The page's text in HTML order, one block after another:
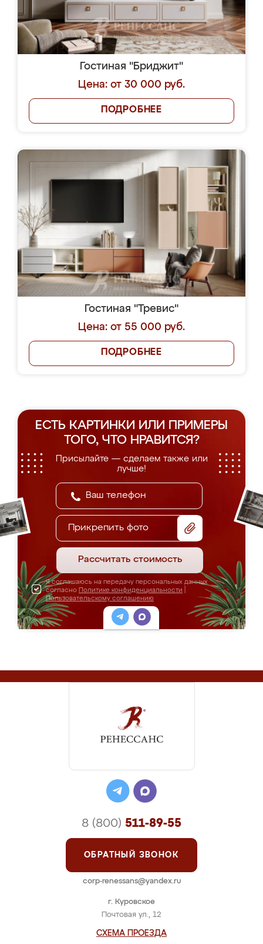
Гостиная "Бриджит"
Цена: от 30 000 руб.
ПОДРОБНЕЕ
Гостиная "Тревис"
Цена: от 55 000 руб.
ПОДРОБНЕЕ
ЕСТЬ КАРТИНКИ ИЛИ ПРИМЕРЫ
ТОГО, ЧТО НРАВИТСЯ?
Присылайте — сделаем также или
лучше!
Прикрепить фото
Рассчитать стоимость
Я соглашаюсь на передачу персональных данных
согласно Политике конфиденциальности
Пользовательскому соглашению
г. Куровское
Почтовая ул., 12
СХЕМА ПРОЕЗДА
8 (800) 511-89-55
ОБРАТНЫЙ ЗВОНОК
corp-renessans@yandex.ru